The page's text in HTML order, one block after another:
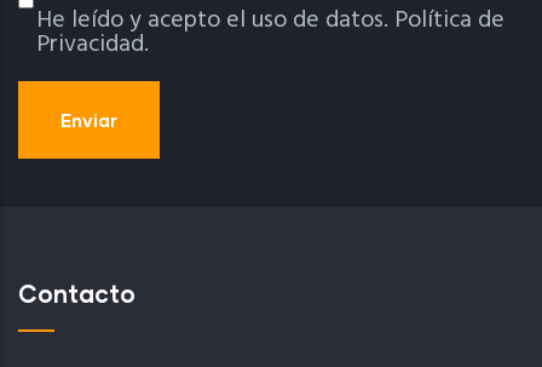
Política De Privacidad
He leído y acepto el uso de datos. Política de
Privacidad.
Contacto